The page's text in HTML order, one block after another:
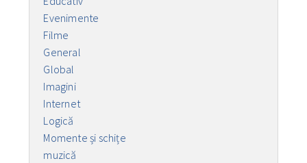
Evenimente
Filme
General
Global
Imagini
Internet
Logică
Momente și schițe
muzică